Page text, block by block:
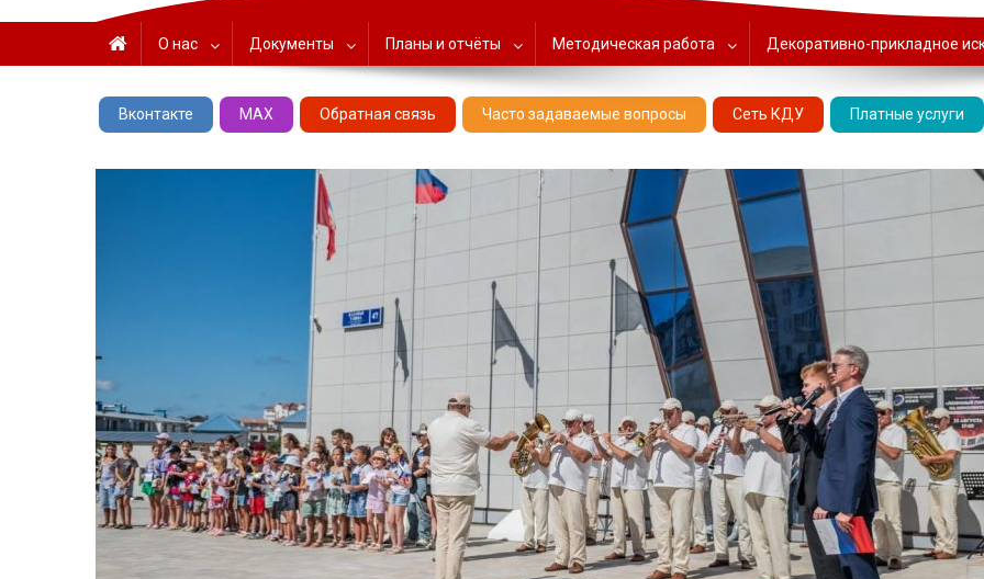
ГАУК «ЦНТ» – Севастопольский Центр народного
О нас Документы Планы и отчёты Методическая работа Декоративно-прикладное
Вконтакте MAX Обратная связь Часто задаваемые вопросы Сеть КДУ Платные услуги